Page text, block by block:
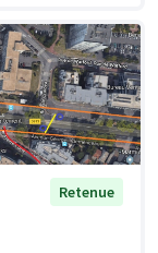
Retenue